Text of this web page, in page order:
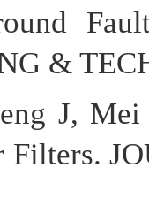
&
J,
Filters.